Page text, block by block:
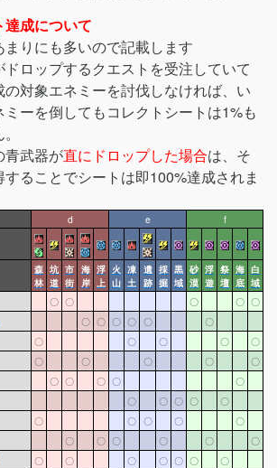
達成について
りにも多いので記載します
ロップするクエストを受注していて
の対象エネミーを討伐しなければ、い
ミーを倒してもコレクトシートは1%も
青武器が直にドロップした場合は、そ
ることでシートは即100%達成されま
d e
f
森
林
坑
道
市
街
海
岸
浮
上
火
山
凍
土
遺
跡
採
掘
黒
域
砂
漠
浮
遊
祭
壇
海
底
白
域
〇 〇 〇 〇 〇
〇 〇 〇 〇 〇
〇
〇 〇 〇 〇
〇
〇 〇 〇 〇
〇
〇 〇 〇 〇
〇
〇 〇 〇 〇
〇
〇 〇 〇 〇
〇
〇 〇 〇 〇 〇
〇
〇 〇 〇 〇 〇 〇
〇